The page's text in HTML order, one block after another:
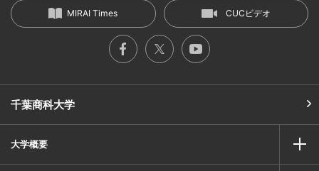
千葉商科大学
MIRAI Times CUCビデオ
大学概要